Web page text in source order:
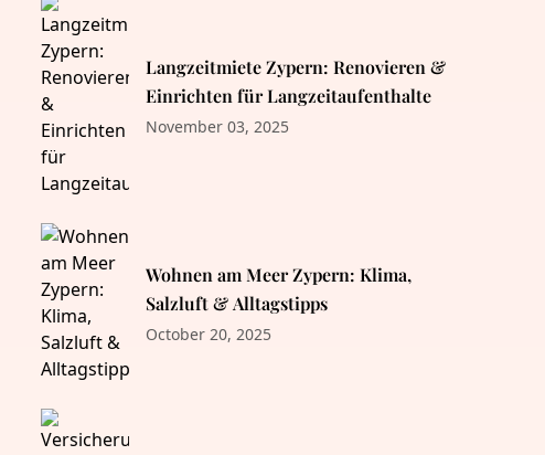
Langzeitmiete Zypern: Renovieren &
Einrichten für Langzeitaufenthalte
November 03, 2025
Wohnen am Meer Zypern: Klima,
Salzluft & Alltagstipps
October 20, 2025